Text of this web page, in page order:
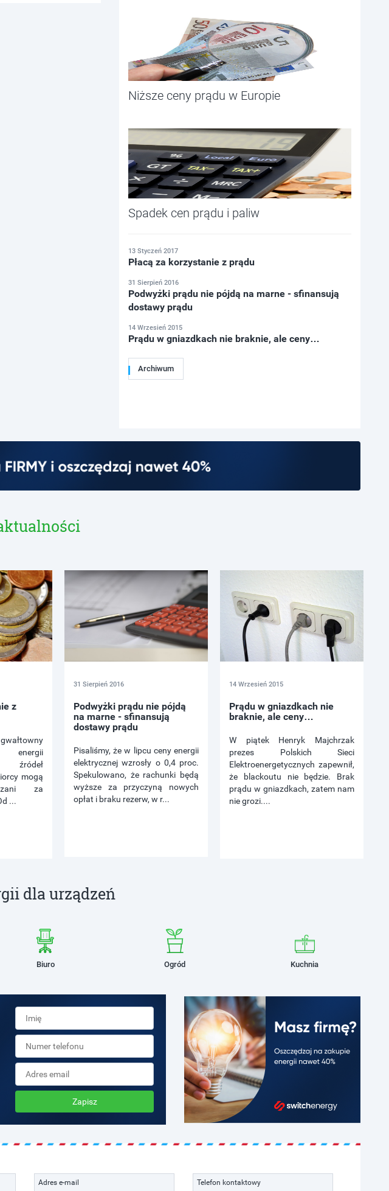
Niższe ceny prądu w Europie
Spadek cen prądu i paliw
13 Styczeń 2017
Płacą za korzystanie z prądu
31 Sierpień 2016
Podwyżki prądu nie pójdą na marne - sfinansują
dostawy prądu
14 Wrzesień 2015
Prądu w gniazdkach nie braknie, ale ceny…
Archiwum
z
energii
źródeł
mogą
za
...
31 Sierpień 2016
Podwyżki prądu nie pójdą
na marne - sfinansują
dostawy prądu
Pisaliśmy, że w lipcu ceny energii
elektrycznej wzrosły o 0,4 proc.
Spekulowano, że rachunki będą
wyższe za przyczyną nowych
opłat i braku rezerw, w r...
14 Wrzesień 2015
Prądu w gniazdkach nie
braknie, ale ceny…
W piątek Henryk Majchrzak
prezes Polskich Sieci
Elektroenergetycznych zapewnił,
że blackoutu nie będzie. Brak
prądu w gniazdkach, zatem nam
nie grozi....
dla urządzeń
Biuro Ogród Kuchnia
Zapisz